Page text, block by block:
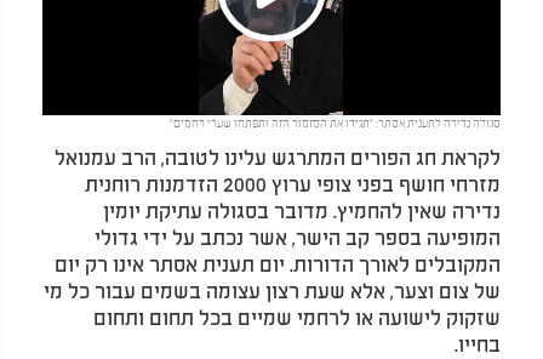
Play
Video
סגולה נדירה לתענית אסתר: "תגידו את המזמור הזה ותפתחו שערי רחמים"
לקראת חג הפורים המתרגש עלינו לטובה, הרב עמנואל
מזרחי חושף בפני צופי ערוץ 2000 הזדמנות רוחנית
נדירה שאין להחמיץ. מדובר בסגולה עתיקת יומין
המופיעה בספר קב הישר, אשר נכתב על ידי גדולי
המקובלים לאורך הדורות. יום תענית אסתר אינו רק יום
של צום וצער, אלא שעת רצון עצומה בשמים עבור כל מי
שזקוק לישועה או לרחמי שמיים בכל תחום ותחום
בחייו.